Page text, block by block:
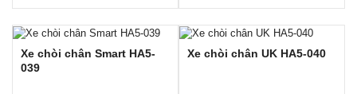
Xe chòi chân Smart HA5-
039
Xe chòi chân UK HA5-040